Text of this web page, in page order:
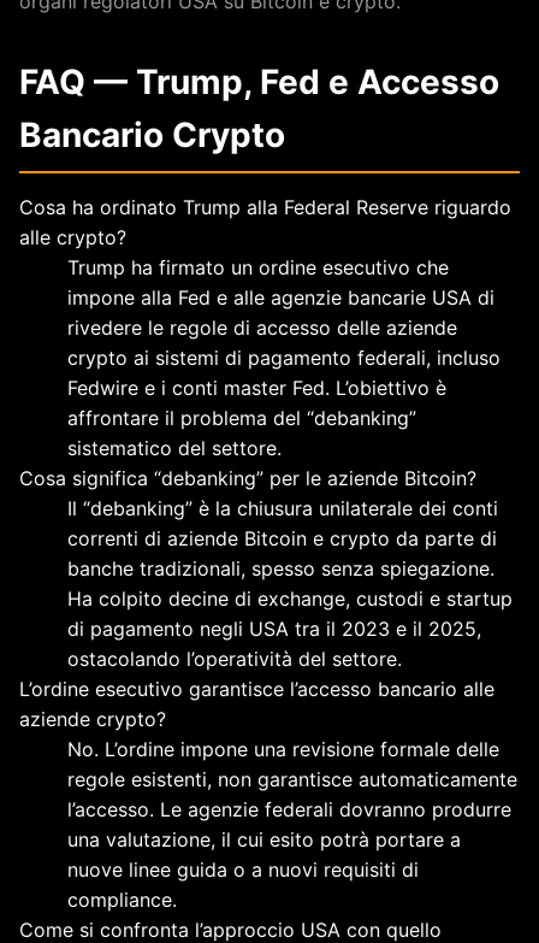
FAQ — Trump, Fed e Accesso
Bancario Crypto
Cosa ha ordinato Trump alla Federal Reserve riguardo
alle crypto?
Trump ha firmato un ordine esecutivo che
impone alla Fed e alle agenzie bancarie USA di
rivedere le regole di accesso delle aziende
crypto ai sistemi di pagamento federali, incluso
Fedwire e i conti master Fed. L’obiettivo è
affrontare il problema del “debanking”
sistematico del settore.
Cosa significa “debanking” per le aziende Bitcoin?
Il “debanking” è la chiusura unilaterale dei conti
correnti di aziende Bitcoin e crypto da parte di
banche tradizionali, spesso senza spiegazione.
Ha colpito decine di exchange, custodi e startup
di pagamento negli USA tra il 2023 e il 2025,
ostacolando l’operatività del settore.
L’ordine esecutivo garantisce l’accesso bancario alle
aziende crypto?
No. L’ordine impone una revisione formale delle
regole esistenti, non garantisce automaticamente
l’accesso. Le agenzie federali dovranno produrre
una valutazione, il cui esito potrà portare a
nuove linee guida o a nuovi requisiti di
compliance.
Come si confronta l’approccio USA con quello